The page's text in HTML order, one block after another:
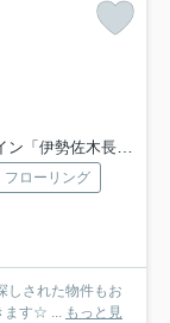
勢佐木長者町」駅 徒歩11分
フローリング
しされた物件もお
ます☆ ...
もっと見